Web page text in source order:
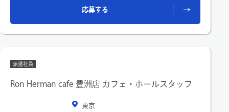
応募する
派遣社員
Ron Herman cafe 豊洲店 カフェ・ホールスタッフ
東京